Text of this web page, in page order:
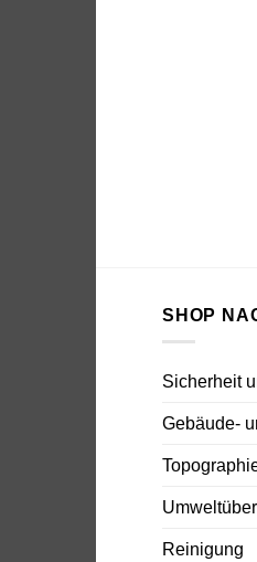
SHOP
Sicherheit
Gebäude-
Reinigung